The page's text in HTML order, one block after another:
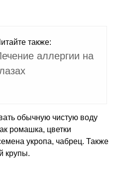
также:
аллергии на
обычную чистую воду
ромашка, цветки
укропа, чабрец. Также
крупы.